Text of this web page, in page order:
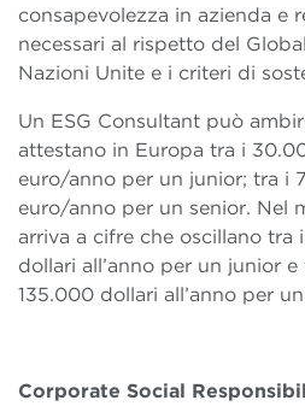
consapevolezza in azienda e
necessari al rispetto del
Nazioni Unite e i criteri di
Un ESG Consultant può
attestano in Europa tra i
euro/anno per un junior; tra i
euro/anno per un senior. Nel
arriva a cifre che oscillano
dollari all’anno per un junior
135.000 dollari all’anno per
Corporate Social